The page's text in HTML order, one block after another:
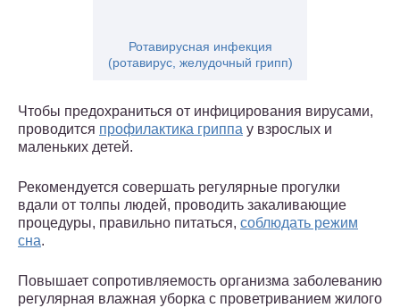
Ротавирусная инфекция
(ротавирус, желудочный грипп)
Чтобы предохраниться от инфицирования вирусами,
проводится профилактика гриппа у взрослых и
маленьких детей.
Рекомендуется совершать регулярные прогулки
вдали от толпы людей, проводить закаливающие
процедуры, правильно питаться, соблюдать режим
сна.
Повышает сопротивляемость организма заболеванию
регулярная влажная уборка с проветриванием жилого